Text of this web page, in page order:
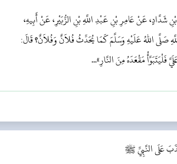
شَدَّادٍ، عَنْ عَامِرِ بْنِ عَبْدِ اللَّهِ بْنِ الزُّبَيْرِ، عَنْ أَبِيهِ،
صَلَّى اللهُ عَلَيْهِ وَسَلَّمَ كَمَا يُحَدِّثُ فُلاَنٌ وَفُلاَنٌ؟ قَالَ:
مَقْعَدَهُ مِنَ النَّارِ»...
عَلَى النَّبِيِّ ﷺ